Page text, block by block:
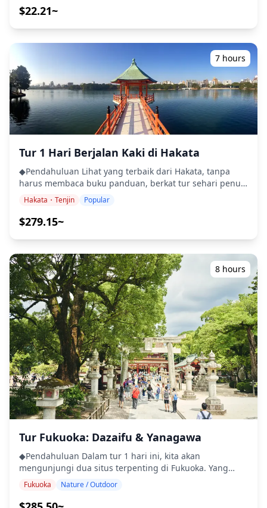
(Sake adalah minuman tradisional Jepang yang lembut.
menit） Setelah menikmati hidangan ikan, kita akan
menuju ke perhentian kedua. ・Izakaya kedua
mengkhususkan diri pada "yakitori" (sate ayam
panggang). Ada berbagai jenis yakitori, dan Anda dapat
memilih antara garam dan saus, menyesuaikannya
dengan keinginan Anda. Anda akan dapat menikmati
yakitori dan berbagai minuman beralkohol, jadi jangan
lewatkan hidangan khas Fukuoka ini. *Urutan izakaya
Tidak dapat diakses kursi roda ・Tidak disarankan untuk
untuk individu hamil ・Tidak cocok untuk mereka yang
memiliki penyakit jantung atau kondisi medis serius
lainnya ![]
![]
(https://assets.hldycdn.com/experiences/
![]
(https://assets.hldycdn.com/experiences/
![]
(https://assets.hldycdn.com/experiences/
![]
(https://assets.hldycdn.com/experiences/
![]
(https://assets.hldycdn.com/experiences/
![]
(https://assets.hldycdn.com/experiences/
![]
(https://assets.hldycdn.com/experiences/
perdagangan maritim. Signifikansi budaya dan sejarah
jarang ditemukan bahkan di Jepang. Baru-baru ini,
Shikanoshima telah menjadi tempat bersepeda favorit di
kalangan pesepeda lokal Fukuoka, menawarkan rute
pesisir yang indah. Seluruh pulau adalah bagian dari
Taman Nasional Genkai, memungkinkan pengunjung
untuk mengalami keindahan alam yang megah dan
kehidupan tradisional desa nelayan. Jam Buka
Penyewaan Sepeda: 10:00 - 18:00 ◆Termasuk ・Sewa
Sepeda (Helm dan lampu tersedia untuk disewa gratis.)
transportasi ke pulau ◆Info Tambahan ・Peserta
dengan kondisi jantung atau penyakit serius lainnya
tidak diperbolehkan untuk bergabung. ・Tur ini tidak
disarankan untuk wanita hamil. ・Tur ini tidak dapat
diakses kursi roda. ![]
![]
(https://assets.hldycdn.com/experiences/
![]
(https://assets.hldycdn.com/experiences/
![]
(https://assets.hldycdn.com/experiences/
$22.21~
7 hours
Tur 1 Hari Berjalan Kaki di Hakata
◆Pendahuluan Lihat yang terbaik dari Hakata, tanpa
harus membaca buku panduan, berkat tur sehari penuh
yang komprehensif ini dengan pemandu pribadi. Selain
menjelajahi kota dengan berjalan kaki, tur ini termasuk
tiket kereta api untuk membantu Anda menjelajahi area
lihat kuil-kuil indah—seperti Kuil Tochoji—serta Jalan
Perbelanjaan Kawabatadori, Taman Ohori yang indah,
dan pabrik sake. ・Jelajahi tempat-tempat menarik di
Hakata dengan pemandu agar Anda tidak tersesat ・
Kunjungi salah satu kuil tertua di Fukuoka—Kuil Kushida
・Nikmati layanan personal dari tur pribadi hanya untuk
grup Anda ・Pelajari wawasan menarik tentang sejarah
dan budaya Hakata ◆Termasuk ・Semua Biaya dan Pajak
・Pemandu ・Tiket Kereta Api ・Penjemputan Hotel ・
Mencicipi Sake ◆Tidak Termasuk ・Makanan & Minuman
・Pengantaran Hotel ◆Jadwal Perjalanan ・Kuil Tochoji
(40 menit) Pagoda berwarna merah terang yang
mencolok dan Buddha Agung yang menjulang tinggi
adalah simbol Kuil Tochoji. ・Kuil Kushida (40 menit) Kuil
Kushida, yang tertua di Fukuoka, disayangi karena dewa
kemakmuran dan umur panjangnya. Sorotan termasuk
mata air roh untuk umur panjang, batu pengangkat
"Chikaraishi", dan arak-arakan festival yang dipajang
sepanjang tahun. ・Hakatamachiya Furusatokan (40
menit) Rasakan kehidupan Hakata abad ke-19 hingga ke-
20, coba kerajinan tradisional seperti Boneka Hakata,
festival. ・Jalan Perbelanjaan Kawabatadori (45 menit) ・
Hakata・Tenjin Popular
$279.15~
8 hours
Tur Fukuoka: Dazaifu & Yanagawa
◆Pendahuluan Dalam tur 1 hari ini, kita akan
mengunjungi dua situs terpenting di Fukuoka. Yang
pertama, Dazaifu, adalah tempat yang sangat populer di
Dazaifu Tenmangu didedikasikan untuk arwah Sugawara
Fukuoka Nature / Outdoor